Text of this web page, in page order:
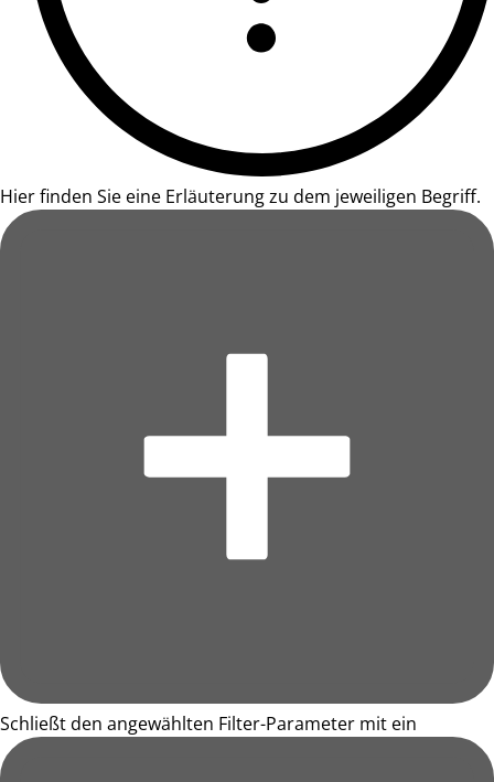
Hier finden Sie eine Erläuterung zu dem jeweiligen Begriff.
Schließt den angewählten Filter-Parameter mit ein